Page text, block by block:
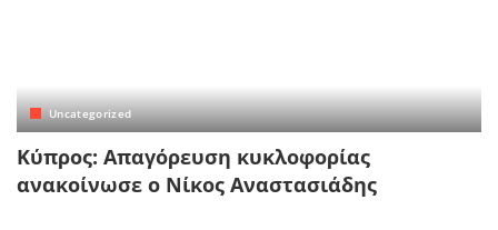
Uncategorized
Κύπρος: Απαγόρευση κυκλοφορίας
ανακοίνωσε ο Νίκος Αναστασιάδης